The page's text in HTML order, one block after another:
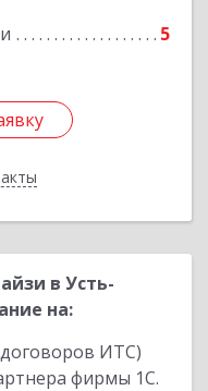
5
Подробнее
в Усть-
на:
ИТС)
фирмы 1С.